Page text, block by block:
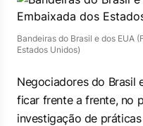
Bandeiras do Brasil e dos EUA
Estados Unidos)
Negociadores do Brasil
ficar frente a frente, no
investigação de